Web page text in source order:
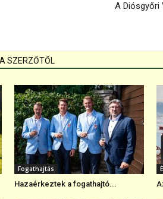
A Diósgyőri
SZERZŐTŐL
Fogathajtás
Hazaérkeztek a fogathajtó...